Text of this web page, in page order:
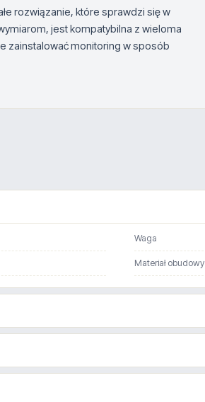
rozwiązanie, które sprawdzi się w
jest kompatybilna z wieloma
zainstalować monitoring w sposób
Waga
Materiał obudowy